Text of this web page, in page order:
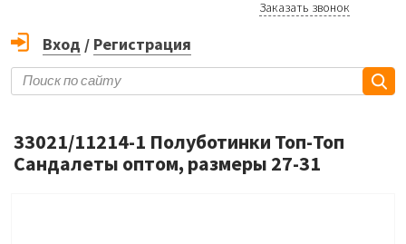
Заказать звонок
Вход / Регистрация
33021/11214-1 Полуботинки Топ-Топ
Сандалеты оптом, размеры 27-31